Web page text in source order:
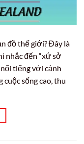
đồ thế giới? Đây là
nhắc đến “xứ sở
tiếng với cảnh
sống cao, thu